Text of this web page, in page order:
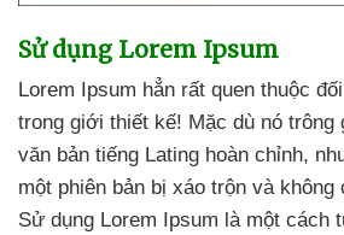
Sử dụng Lorem Ipsum
Lorem Ipsum hẳn rất quen thuộc đối
trong giới thiết kế! Mặc dù nó trông
văn bản tiếng Lating hoàn chỉnh,
một phiên bản bị xáo trộn và không
Sử dụng Lorem Ipsum là một cách